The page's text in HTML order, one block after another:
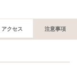
アクセス 注意事項